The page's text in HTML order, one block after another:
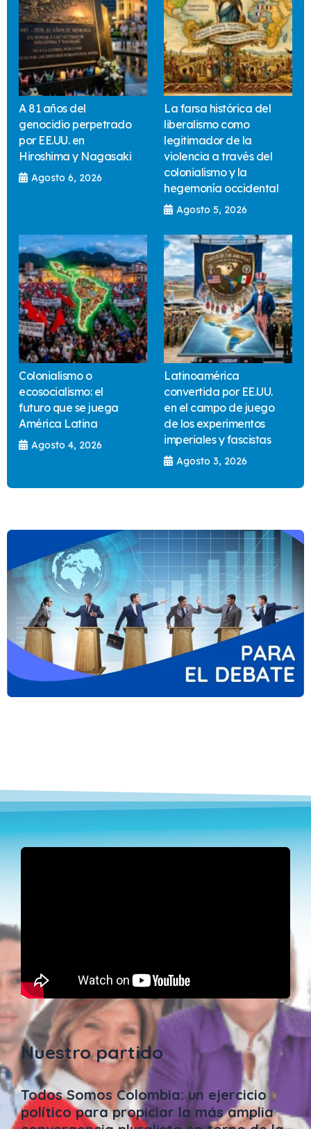
A 81 años del
genocidio perpetrado
por EE.UU. en
Hiroshima y Nagasaki
Agosto 6, 2026
La farsa histórica del
liberalismo como
legitimador de la
violencia a través del
colonialismo y la
hegemonía occidental
Agosto 5, 2026
Colonialismo o
ecosocialismo: el
futuro que se juega
América Latina
Agosto 4, 2026
Latinoamérica
convertida por EE.UU.
en el campo de juego
de los experimentos
imperiales y fascistas
Agosto 3, 2026
Nuestro partido
Todos Somos Colombia: un ejercicio
político para propiciar la más amplia